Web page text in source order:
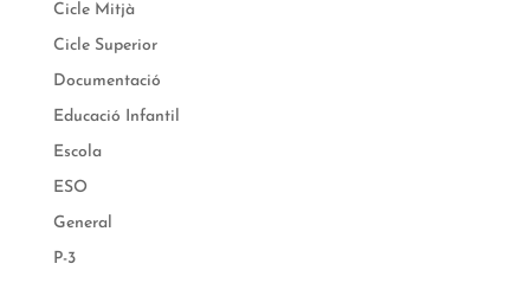
Cicle Mitjà
Cicle Superior
Documentació
Educació Infantil
Escola
ESO
General
P-3